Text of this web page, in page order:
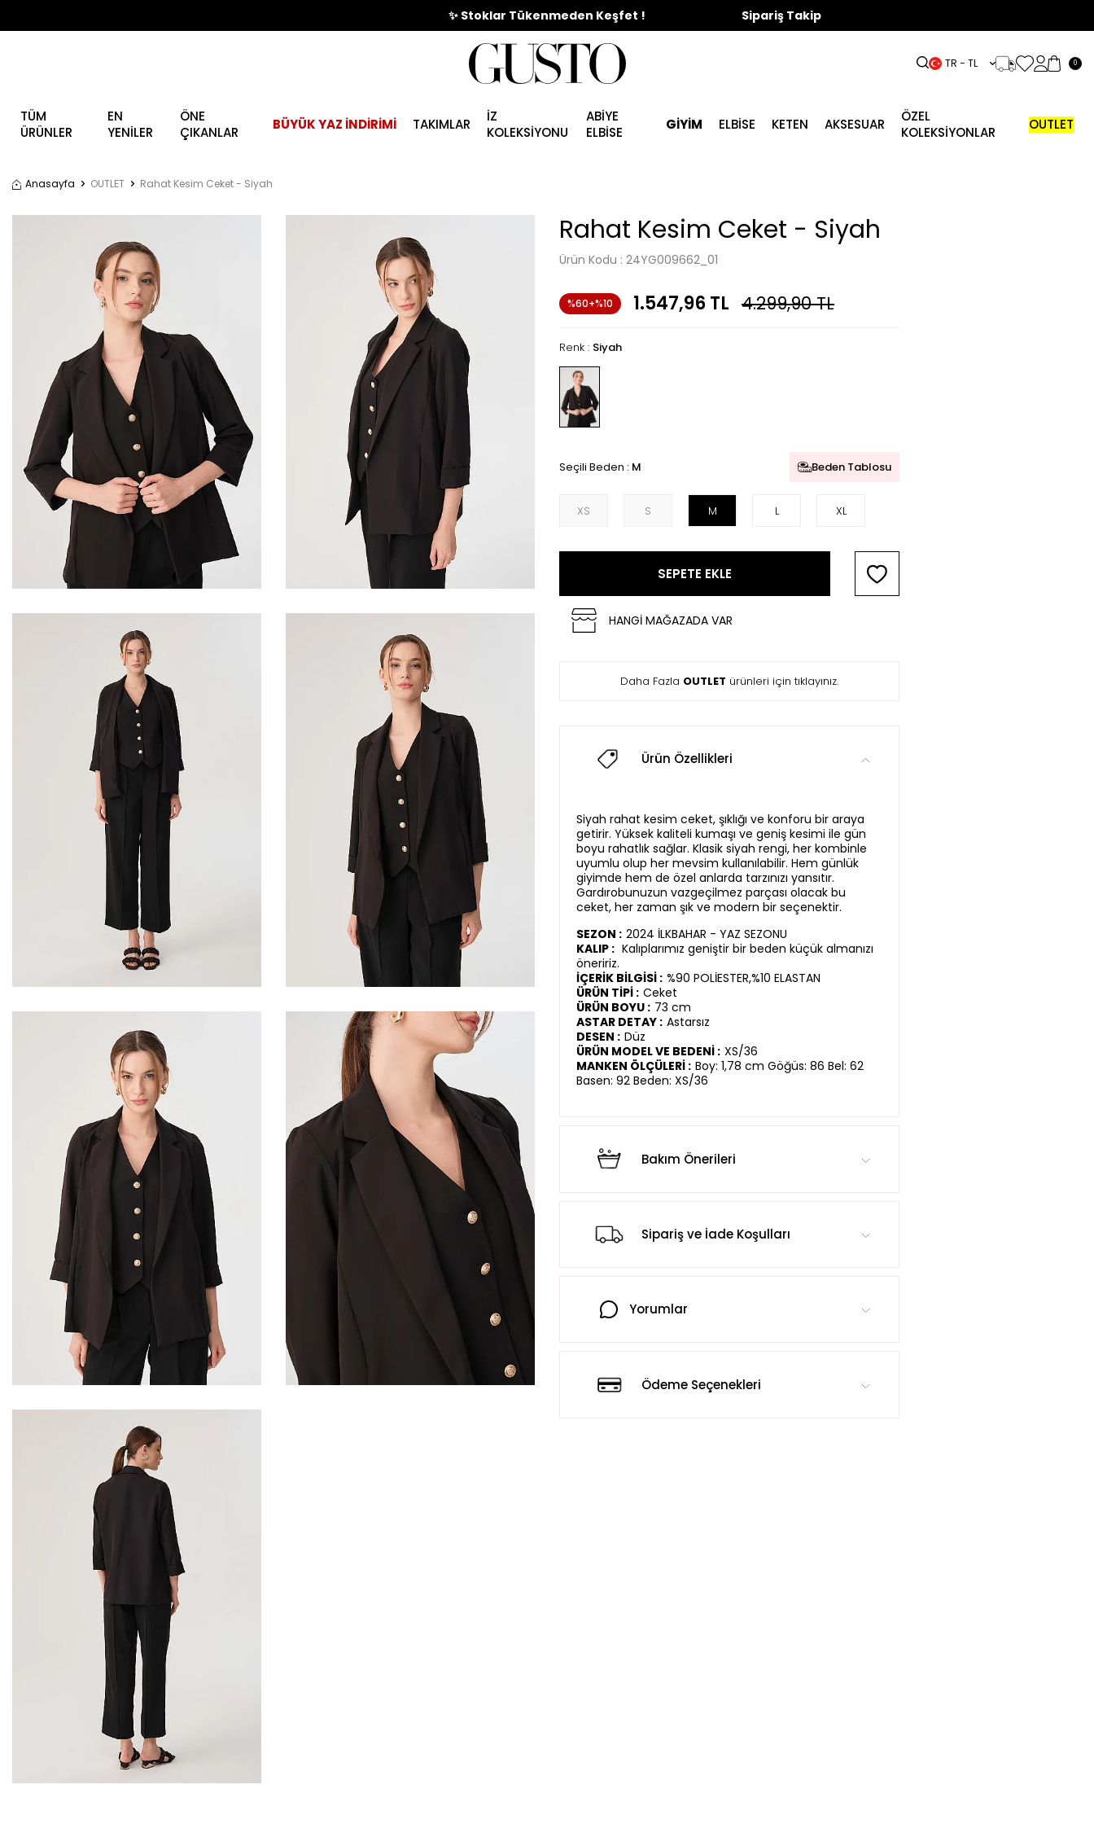
🎉%70'e Varan Büyük Yaz İndirim Başladı !
✨ Stoklar Tükenmeden Keşfet ! Sipariş Takip
TR − TL 0
TÜM
ÜRÜNLER
EN
YENİLER
ÖNE
ÇIKANLAR
BÜYÜK YAZ İNDİRİMİ TAKIMLAR
İZ
KOLEKSİYONU
ABİYE
ELBİSE
GİYİM ELBISE KETEN AKSESUAR
ÖZEL
KOLEKSİYONLAR
OUTLET
Anasayfa OUTLET Rahat Kesim Ceket - Siyah
Rahat Kesim Ceket - Siyah
Ürün Kodu : 24YG009662_01
%60+%10 1.547,96TL 4.299,90TL
Renk : Siyah
Seçili Beden : M Beden Tablosu
XS S M L XL
SEPETE EKLE
HANGİ MAĞAZADA VAR
Daha Fazla OUTLET ürünleri için tıklayınız.
Ürün Özellikleri
Siyah rahat kesim ceket, şıklığı ve konforu bir araya
getirir. Yüksek kaliteli kumaşı ve geniş kesimi ile gün
boyu rahatlık sağlar. Klasik siyah rengi, her kombinle
uyumlu olup her mevsim kullanılabilir. Hem günlük
giyimde hem de özel anlarda tarzınızı yansıtır.
Gardırobunuzun vazgeçilmez parçası olacak bu
ceket, her zaman şık ve modern bir seçenektir.
SEZON : 2024 İLKBAHAR - YAZ SEZONU
KALIP : Kalıplarımız geniştir bir beden küçük almanızı
öneririz.
İÇERİK BİLGİSİ : %90 POLİESTER,%10 ELASTAN
ÜRÜN TİPİ : Ceket
ÜRÜN BOYU : 73 cm
ASTAR DETAY : Astarsız
DESEN : Düz
ÜRÜN MODEL VE BEDENİ : XS/36
MANKEN ÖLÇÜLERİ : Boy: 1,78 cm Göğüs: 86 Bel: 62
Basen: 92 Beden: XS/36
Bakım Önerileri
Sipariş ve İade Koşulları
Yorumlar
Ödeme Seçenekleri